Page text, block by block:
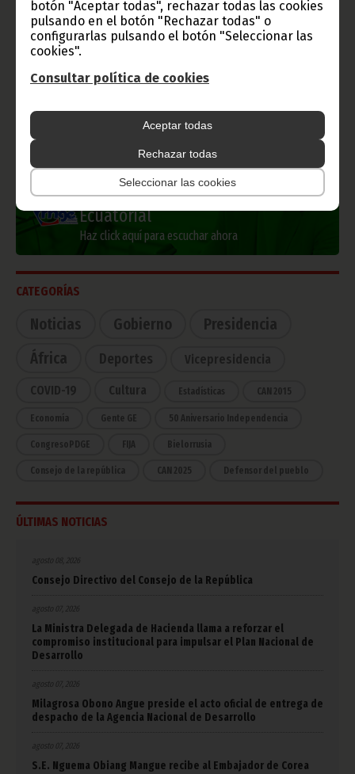
botón "Aceptar todas", rechazar todas las cookies
pulsando en el botón "Rechazar todas" o
configurarlas pulsando el botón "Seleccionar las
cookies".
Consultar política de cookies
Aceptar todas
Rechazar todas
Seleccionar las cookies
Información de Guinea Ecuatorial
Radio Nacional de Guinea
Ecuatorial
Haz click aquí para escuchar ahora
CATEGORÍAS
Noticias Gobierno
Presidencia
África
Deportes Vicepresidencia
COVID-19 Cultura Estadísticas CAN 2015
Economía Gente GE 50 Aniversario Independencia
CongresoPDGE FIJA Bielorrusia
Consejo de la república CAN 2025 Defensor del pueblo
ÚLTIMAS NOTICIAS
Consejo Directivo del Consejo de la República
agosto 07, 2026
La Ministra Delegada de Hacienda llama a reforzar el
compromiso institucional para impulsar el Plan Nacional de
Desarrollo
agosto 07, 2026
Milagrosa Obono Angue preside el acto oficial de entrega de
despacho de la Agencia Nacional de Desarrollo
agosto 07, 2026
S.E. Nguema Obiang Mangue recibe al Embajador de Corea